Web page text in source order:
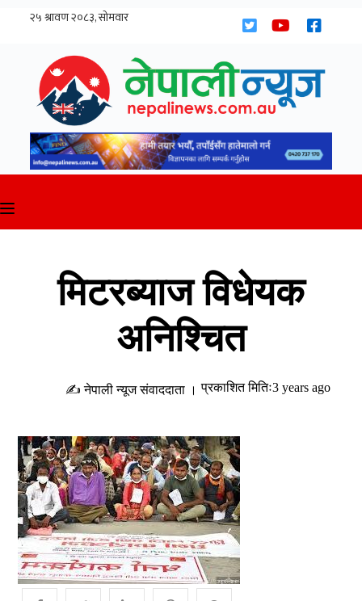
मिटरब्याज विधेयक
अनिश्चित
✍ नेपाली न्यूज संवाददाता । प्रकाशित मितिः3 years ago